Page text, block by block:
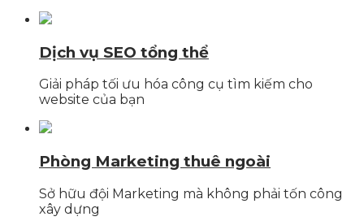
Dịch vụ SEO tổng thể
Giải pháp tối ưu hóa công cụ tìm kiếm cho
website của bạn
Phòng Marketing thuê ngoài
Sở hữu đội Marketing mà không phải tốn công
xây dựng